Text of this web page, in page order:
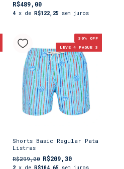
R$489,00
4 x de R$122,25 sem juros
30% OFF
LEVE 4 PAGUE 3
Shorts Basic Regular Pata
Listras
R$299,00 R$209,30
2 x de R$104,65 sem juros